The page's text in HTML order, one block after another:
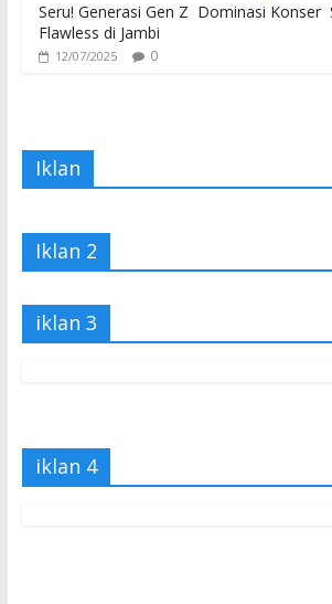
Seru! Generasi Gen Z Dominasi Konser
Flawless di Jambi
12/07/2025 0
Iklan
Iklan 2
iklan 3
iklan 4